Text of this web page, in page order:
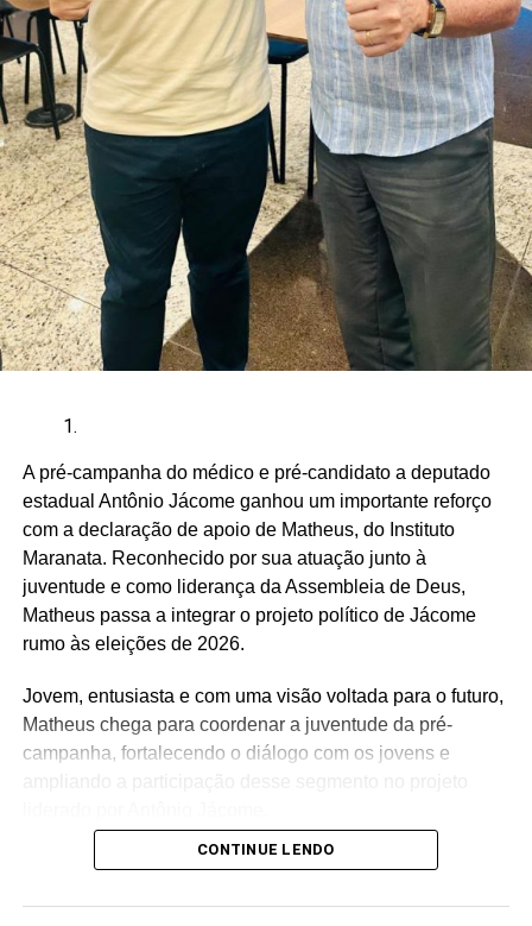
A pré-campanha do médico e pré-candidato a deputado
estadual Antônio Jácome ganhou um importante reforço
com a declaração de apoio de Matheus, do Instituto
Maranata. Reconhecido por sua atuação junto à
juventude e como liderança da Assembleia de Deus,
Matheus passa a integrar o projeto político de Jácome
rumo às eleições de 2026.
Jovem, entusiasta e com uma visão voltada para o futuro,
Matheus chega para coordenar a juventude da pré-
campanha, fortalecendo o diálogo com os jovens e
Ao declarar seu apoio, Matheus afirmou acreditar na
CONTINUE LENDO